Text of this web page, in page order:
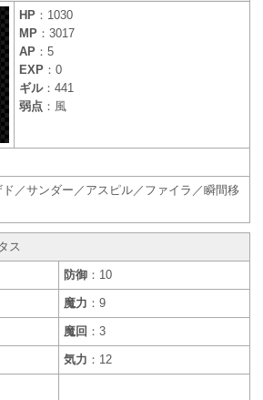
HP ：1030
MP ：3017
AP ：5
EXP ：0
ギル：441
弱点 ：風
ド／サンダー／アスピル／ファイラ／瞬間移
ス
防御 ：10
魔力 ：9
魔回 ：3
気力 ：12